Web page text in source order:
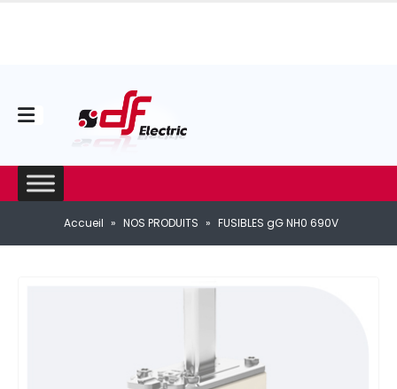
Accueil » NOS PRODUITS » FUSIBLES gG NH0 690V